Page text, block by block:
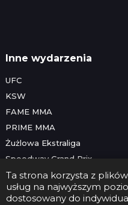
Ta strona korzysta z
usług na najwyższym
dostosowany do
Inne wydarzenia
UFC
KSW
FAME MMA
PRIME MMA
Żużlowa Ekstraliga
Speedway Grand Prix
Skoki narciarskie